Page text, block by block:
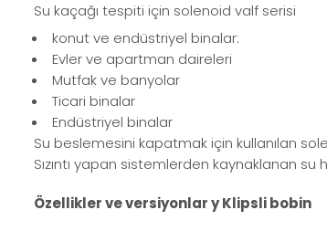
Su kaçağı tespiti için solenoid valf serisi
konut ve endüstriyel binalar:
Evler ve apartman daireleri
Mutfak ve banyolar
Ticari binalar
Endüstriyel binalar
Su beslemesini kapatmak için kullanılan
Sızıntı yapan sistemlerden kaynaklanan su
Özellikler ve versiyonlar y Klipsli bobin